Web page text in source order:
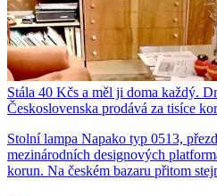
Stála 40 Kčs a měl ji doma každý.
Československa prodává za tisíce
Stolní lampa Napako typ 0513,
mezinárodních designových
korun. Na českém bazaru přitom